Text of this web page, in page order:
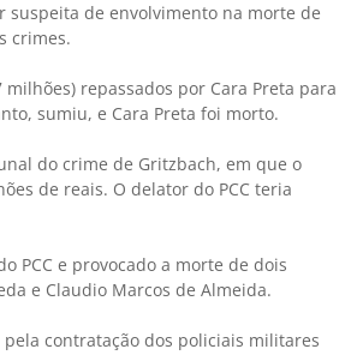
suspeita de envolvimento na morte de
crimes.
repassados por Cara Preta para
sumiu, e Cara Preta foi morto.
do crime de Gritzbach, em que o
de reais. O delator do PCC teria
PCC e provocado a morte de dois
e Claudio Marcos de Almeida.
contratação dos policiais militares